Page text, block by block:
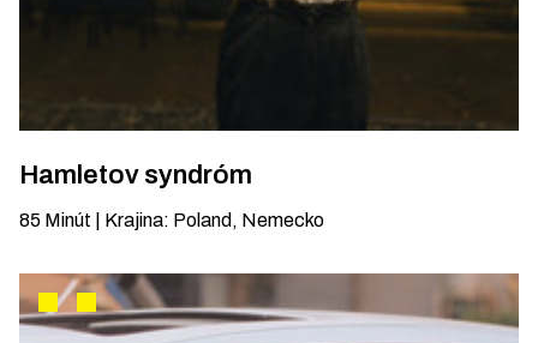
Hamletov syndróm
85 Minút Krajina: Poland, Nemecko